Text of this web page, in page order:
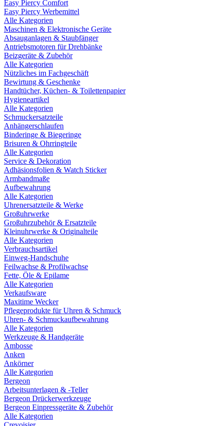
Easy Piercy Comfort
Easy Piercy Werbemittel
Alle Kategorien
Maschinen & Elektronische Geräte
Absauganlagen & Staubfänger
Antriebsmotoren für Drehbänke
Beizgeräte & Zubehör
Alle Kategorien
Nützliches im Fachgeschäft
Bewirtung & Geschenke
Handtücher, Küchen- & Toilettenpapier
Hygieneartikel
Alle Kategorien
Schmuckersatzteile
Anhängerschlaufen
Binderinge & Biegeringe
Brisuren & Ohrringteile
Alle Kategorien
Service & Dekoration
Adhäsionsfolien & Watch Sticker
Armbandmaße
Aufbewahrung
Alle Kategorien
Uhrenersatzteile & Werke
Großuhrwerke
Großuhrzubehör & Ersatzteile
Kleinuhrwerke & Originalteile
Alle Kategorien
Verbrauchsartikel
Einweg-Handschuhe
Feilwachse & Profilwachse
Fette, Öle & Epilame
Alle Kategorien
Verkaufsware
Maxitime Wecker
Pflegeprodukte für Uhren & Schmuck
Uhren- & Schmuckaufbewahrung
Alle Kategorien
Werkzeuge & Handgeräte
Ambosse
Anken
Ankörner
Alle Kategorien
Bergeon
Arbeitsunterlagen & -Teller
Bergeon Drückerwerkzeuge
Bergeon Einpressgeräte & Zubehör
Alle Kategorien